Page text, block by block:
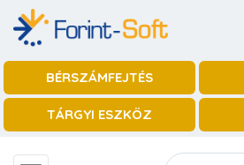
BÉRSZÁMFEJTÉS
TÁRGYI ESZKÖZ